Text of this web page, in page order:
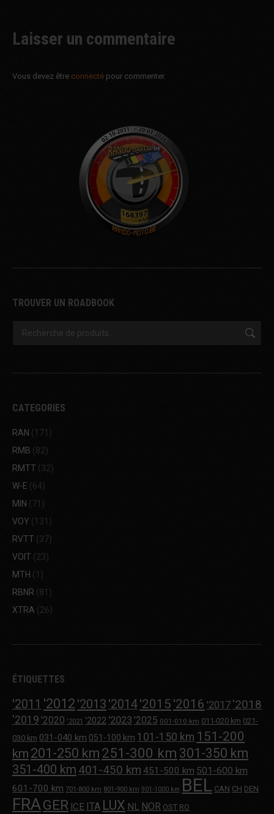
Laisser un commentaire
Vous devez être connecté pour commenter.
TROUVER UN ROADBOOK
CATEGORIES
RAN (171)
RMB (82)
RMTT (32)
W-E (64)
MIN (71)
VOY (131)
RVTT (37)
VOIT (23)
MTH (1)
RBNR (81)
XTRA (26)
ÉTIQUETTES
'2011 '2012 '2013 '2014'2015 '2016 '2017 '2018
'2019 '2020 '2021 '2022 '2023 '2025 001-010 km 011-020 km 021-
030 km 031-040 km 051-100 km 101-150 km 151-200
km 201-250 km 251-300 km 301-350 km
351-400 km 401-450 km 451-500 km 501-600 km
601-700 km 701-800 km 801-900 km 901-1000 km BEL CAN CH DEN
FRAGER ICE ITA LUX NL NOR OST RO